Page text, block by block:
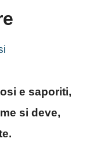
e saporiti,
si deve,